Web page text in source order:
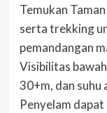
Temukan
serta trekking
pemandangan
Visibilitas
30+m, dan
Penyelam